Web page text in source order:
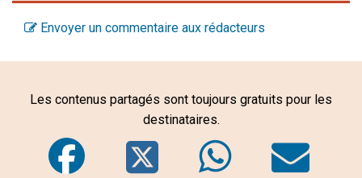
Envoyer un commentaire aux rédacteurs
Les contenus partagés sont toujours gratuits pour les
destinataires.
Facebook
Twitter